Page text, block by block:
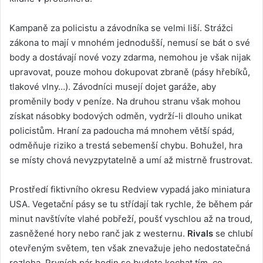
Kampaně za policistu a závodníka se velmi liší. Strážci
zákona to mají v mnohém jednodušší, nemusí se bát o své
body a dostávají nové vozy zdarma, nemohou je však nijak
upravovat, pouze mohou dokupovat zbraně (pásy hřebíků,
tlakové vlny…). Závodníci musejí dojet garáže, aby
proměnily body v peníze. Na druhou stranu však mohou
získat násobky bodových odměn, vydrží-li dlouho unikat
policistům. Hraní za padoucha má mnohem větší spád,
odměňuje riziko a trestá sebemenší chybu. Bohužel, hra
se místy chová nevyzpytatelně a umí až mistrně frustrovat.
Prostředí fiktivního okresu Redview vypadá jako miniatura
USA. Vegetační pásy se tu střídají tak rychle, že během pár
minut navštívíte vlahé pobřeží, poušť vyschlou až na troud,
zasněžené hory nebo ranč jak z westernu. Rivals se chlubí
otevřeným světem, ten však znevažuje jeho nedostatečná